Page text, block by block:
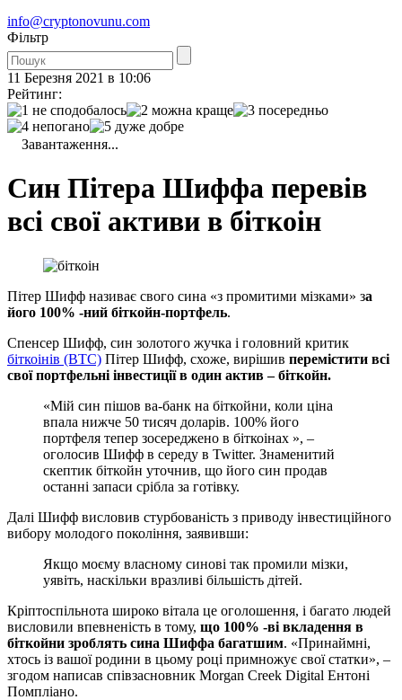
info@cryptonovunu.com
Фiльтр
11 Березня 2021 в 10:06
Рейтинг:
Завантаження...
Син Пітера Шиффа перевів
всі свої активи в біткоін
Пітер Шифф називає свого сина «з промитими мізками» за
його 100% -ний біткойн-портфель.
Спенсер Шифф, син золотого жучка і головний критик
біткоінів (BTC) Пітер Шифф, схоже, вирішив перемістити всі
свої портфельні інвестиції в один актив – біткойн.
«Мій син пішов ва-банк на біткойни, коли ціна
впала нижче 50 тисяч доларів. 100% його
портфеля тепер зосереджено в біткоінах », –
оголосив Шифф в середу в Twitter. Знаменитий
скептик біткойн уточнив, що його син продав
останні запаси срібла за готівку.
Далі Шифф висловив стурбованість з приводу інвестиційного
вибору молодого покоління, заявивши:
Якщо моєму власному синові так промили мізки,
уявіть, наскільки вразливі більшість дітей.
Кріптоспільнота широко вітала це оголошення, і багато людей
висловили впевненість в тому, що 100% -ві вкладення в
біткойни зроблять сина Шиффа багатшим. «Принаймні,
хтось із вашої родини в цьому році примножує свої статки», –
згодом написав співзасновник Morgan Creek Digital Ентоні
Помпліано.